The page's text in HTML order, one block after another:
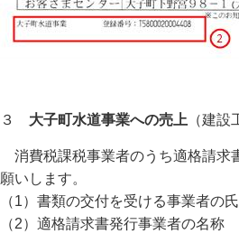
３ 大子町水道事業への売上 （建
消費税課税事業者のうち適格請求
願いします。
（1）書類の交付を受ける事業者の
（2）適格請求書発行事業者の名称